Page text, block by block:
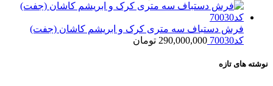
فرش دستباف سه متری کرک و ابریشم کاشان (جفت)
کد70030
290,000,000 تومان
نوشته های تازه